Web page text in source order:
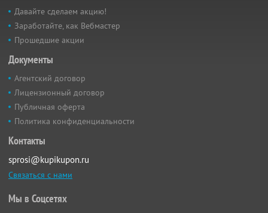
Давайте сделаем акцию!
Заработайте, как Вебмастер
Прошедшие акции
Документы
Агентский договор
Лицензионный договор
Публичная оферта
Политика конфиденциальности
Контакты
sprosi@kupikupon.ru
Связаться с нами
Мы в Соцсетях